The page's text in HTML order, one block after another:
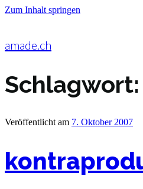
Zum Inhalt springen
amade.ch
Schlagwort:
Veröffentlicht am 7. Oktober 2007